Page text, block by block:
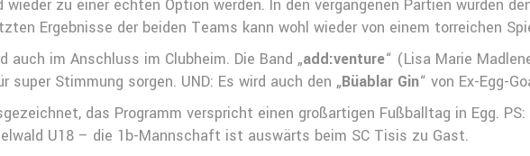
zu einer echten Option werden. In den vergangenen Partien wurden
Ergebnisse der beiden Teams kann wohl wieder von einem torreichen
auch im Anschluss im Clubheim. Die Band „add:venture“ (Lisa Marie
super Stimmung sorgen. UND: Es wird auch den „Büablar Gin“ von Ex-Egg-
das Programm verspricht einen großartigen Fußballtag in Egg.
U18 – die 1b-Mannschaft ist auswärts beim SC Tisis zu Gast.